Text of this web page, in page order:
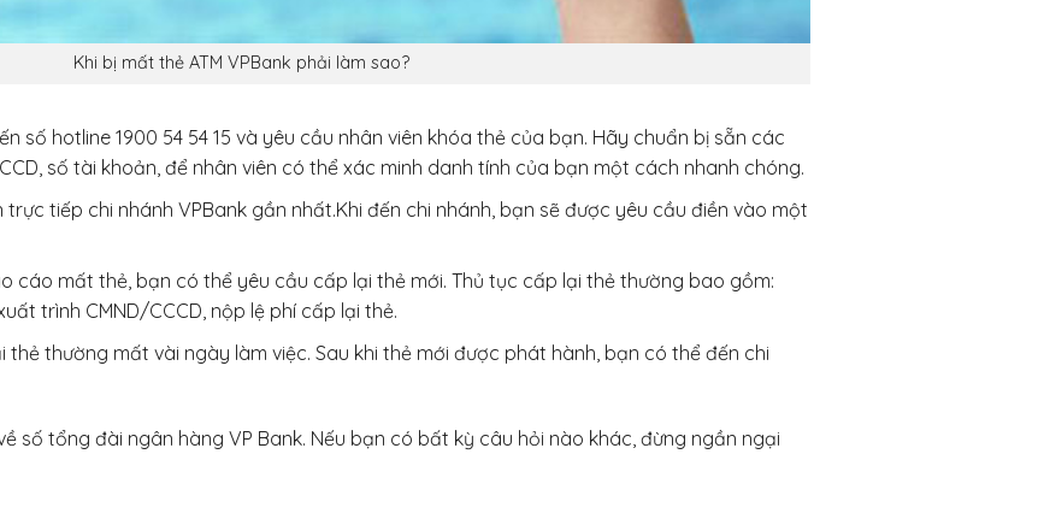
Khi bị mất thẻ ATM VPBank phải làm sao?
số hotline 1900 54 54 15 và yêu cầu nhân viên khóa thẻ của bạn. Hãy chuẩn bị sẵn các
số tài khoản, để nhân viên có thể xác minh danh tính của bạn một cách nhanh chóng.
tiếp chi nhánh VPBank gần nhất.Khi đến chi nhánh, bạn sẽ được yêu cầu điền vào một
cáo mất thẻ, bạn có thể yêu cầu cấp lại thẻ mới. Thủ tục cấp lại thẻ thường bao gồm:
trình CMND/CCCD, nộp lệ phí cấp lại thẻ.
thẻ thường mất vài ngày làm việc. Sau khi thẻ mới được phát hành, bạn có thể đến chi
số tổng đài ngân hàng VP Bank. Nếu bạn có bất kỳ câu hỏi nào khác, đừng ngần ngại